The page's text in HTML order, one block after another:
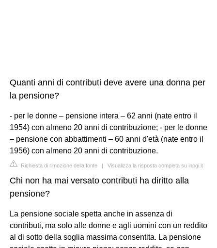
Quanti anni di contributi deve avere una donna per
la pensione?
- per le donne – pensione intera – 62 anni (nate entro il
1954) con almeno 20 anni di contribuzione; - per le donne
– pensione con abbattimenti – 60 anni d'età (nate entro il
1956) con almeno 20 anni di contribuzione.
Richiesta di rimozione della fonte | Visualizza la risposta completa su inpgi.it
Chi non ha mai versato contributi ha diritto alla
pensione?
La pensione sociale spetta anche in assenza di
contributi, ma solo alle donne e agli uomini con un reddito
al di sotto della soglia massima consentita. La pensione